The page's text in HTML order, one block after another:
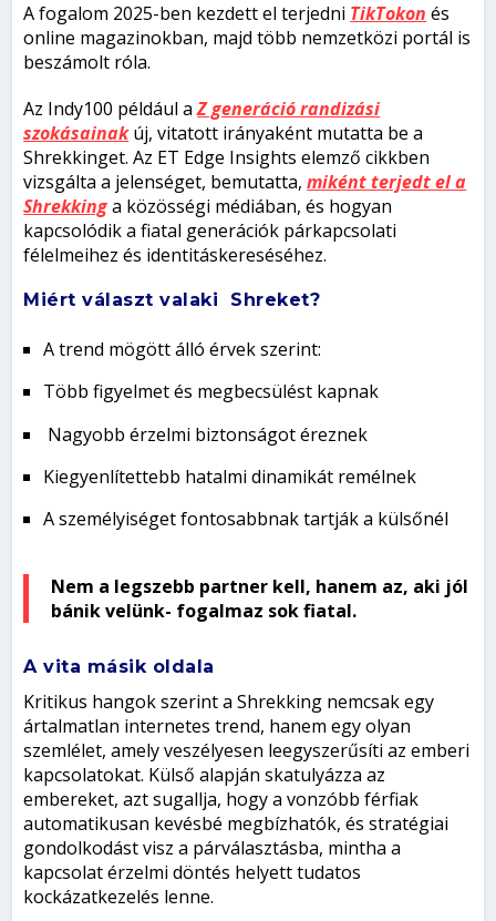
A fogalom 2025-ben kezdett el terjedni TikTokon és
online magazinokban, majd több nemzetközi portál is
beszámolt róla.
Az Indy100 például aZ generáció randizási
szokásainakúj, vitatott irányaként mutatta be a
Shrekkinget. Az ET Edge Insights elemző cikkben
vizsgálta a jelenséget, bemutatta,miként terjedt el a
Shrekkinga közösségi médiában, és hogyan
kapcsolódik a fiatal generációk párkapcsolati
félelmeihez és identitáskereséséhez.
Miért választ valaki Shreket?
A trend mögött álló érvek szerint:
Több figyelmet és megbecsülést kapnak
Nagyobb érzelmi biztonságot éreznek
Kiegyenlítettebb hatalmi dinamikát remélnek
A személyiséget fontosabbnak tartják a külsőnél
Nem a legszebb partner kell, hanem az, aki jól
bánik velünk- fogalmaz sok fiatal.
A vita másik oldala
Kritikus hangok szerint a Shrekking nemcsak egy
ártalmatlan internetes trend, hanem egy olyan
szemlélet, amely veszélyesen leegyszerűsíti az emberi
kapcsolatokat. Külső alapján skatulyázza az
embereket, azt sugallja, hogy a vonzóbb férfiak
automatikusan kevésbé megbízhatók, és stratégiai
gondolkodást visz a párválasztásba, mintha a
kapcsolat érzelmi döntés helyett tudatos
kockázatkezelés lenne.